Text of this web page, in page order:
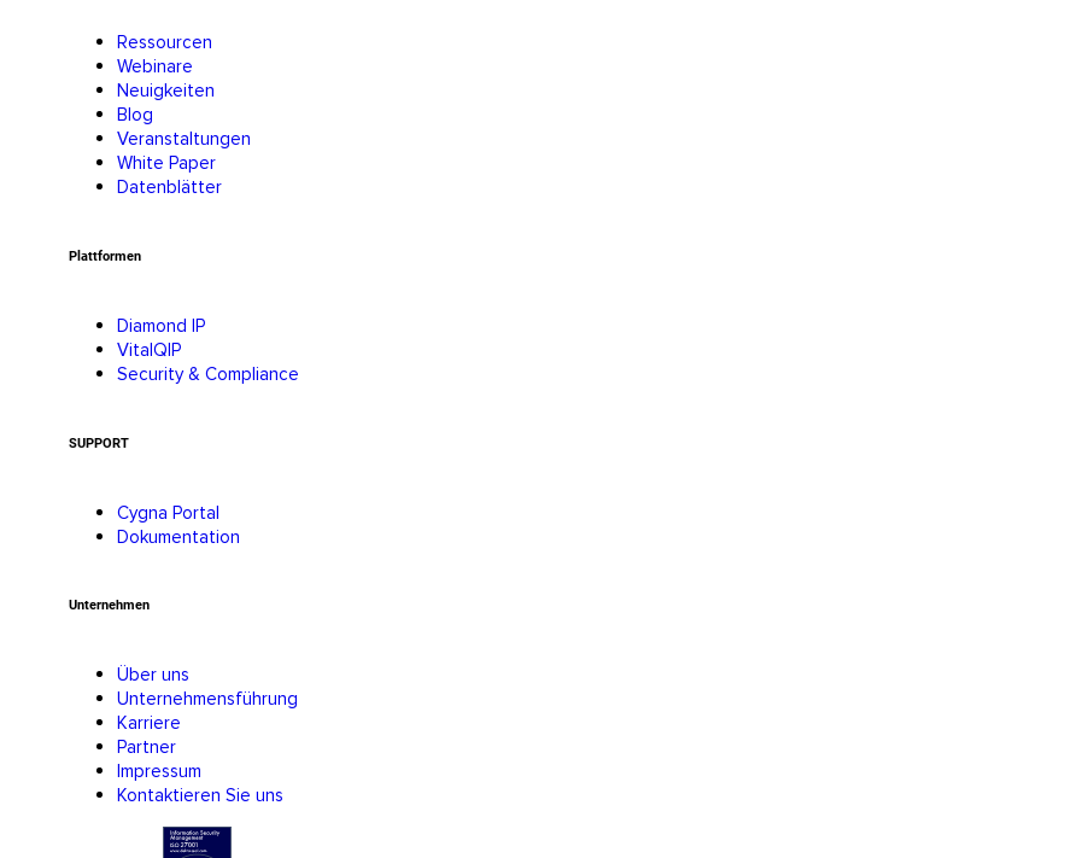
Ressourcen
Webinare
Neuigkeiten
Blog
Veranstaltungen
White Paper
Datenblätter
Plattformen
Diamond IP
VitalQIP
Security & Compliance
SUPPORT
Cygna Portal
Dokumentation
Unternehmen
Über uns
Unternehmensführung
Karriere
Partner
Impressum
Kontaktieren Sie uns